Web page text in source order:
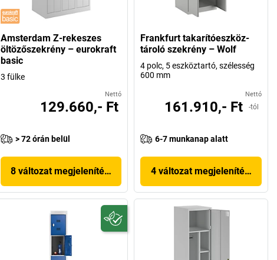
Amsterdam Z-rekeszes
öltözőszekrény – eurokraft
basic
3 fülke
Nettó
129.660,- Ft
> 72 órán belül
8 változat megjelenítése
Frankfurt takarítóeszköz-
tároló szekrény – Wolf
4 polc, 5 eszköztartó, szélesség
600 mm
Nettó
161.910,- Ft -tól
6-7 munkanap alatt
4 változat megjelenítése